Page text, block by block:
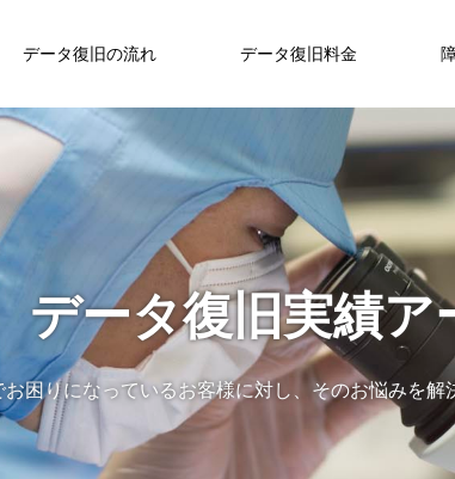
データ復旧の流れ データ復旧料金
データ復旧実績ア
困りになっているお客様に対し、そのお悩みを解